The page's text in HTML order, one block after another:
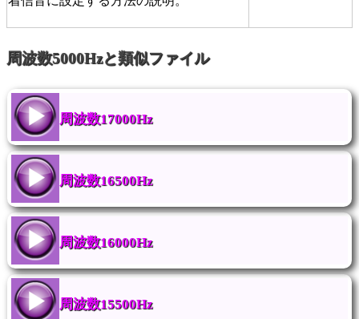
周波数5000Hzと類似ファイル
周波数17000Hz
周波数16500Hz
周波数16000Hz
周波数15500Hz